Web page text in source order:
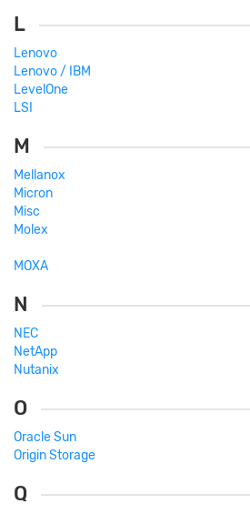
L
Lenovo
Lenovo / IBM
LevelOne
LSI
M
Mellanox
Micron
Misc
Molex
MOXA
N
NEC
NetApp
Nutanix
O
Oracle Sun
Origin Storage
Q